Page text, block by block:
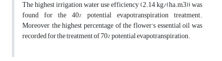
The highest irrigation water use efficiency (2.14 kg/(ha.m3)) was
found for the 40% potential evapotranspiration treatment.
Moreover, the highest percentage of the flower’s essential oil was
recorded for the treatment of 70% potential evapotranspiration.